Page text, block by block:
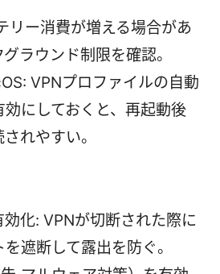
リー消費が増える場合があ
ラウンド制限を確認。
VPNプロファイルの自動
にしておくと、再起動後
れやすい。
化: VPNが切断された際に
遮断して露出を防ぐ。